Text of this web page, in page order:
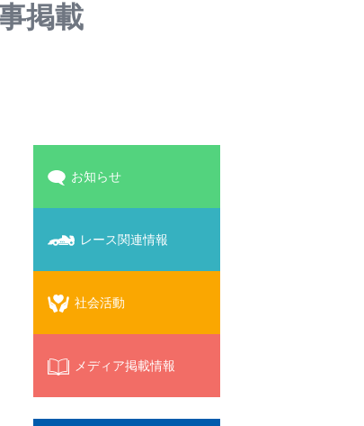
掲載
お知らせ
レース関連情報
社会活動
メディア掲載情報